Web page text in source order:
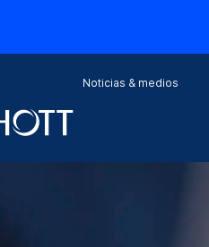
Noticias & medios